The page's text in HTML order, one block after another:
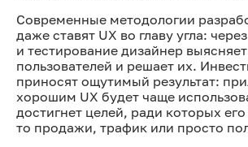
Современные методологии
даже ставят UX во главу угла:
и тестирование дизайнер
пользователей и решает их.
приносят ощутимый результат:
хорошим UX будет чаще
достигнет целей, ради которых
то продажи, трафик или просто